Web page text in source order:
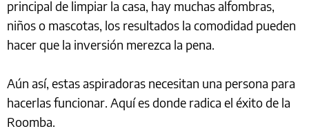
principal de limpiar la casa, hay muchas alfombras,
niños o mascotas, los resultados la comodidad pueden
hacer que la inversión merezca la pena.
Aún así, estas aspiradoras necesitan una persona para
hacerlas funcionar. Aquí es donde radica el éxito de la
Roomba.